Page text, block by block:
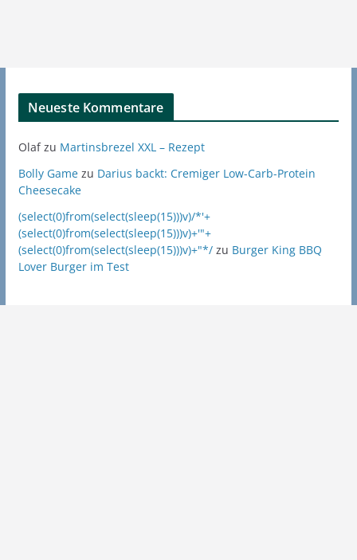
Neueste Kommentare
Olafzu Martinsbrezel XXL – Rezept
Bolly Gamezu Darius backt: Cremiger Low-Carb-Protein
Cheesecake
(select(0)from(select(sleep(15)))v)/*'+
(select(0)from(select(sleep(15)))v)+'"+
(select(0)from(select(sleep(15)))v)+"*/zu Burger King BBQ
Lover Burger im Test